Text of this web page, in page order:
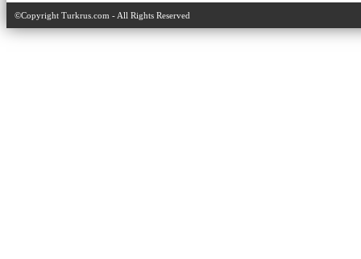
©Copyright Turkrus.com - All Rights Reserved